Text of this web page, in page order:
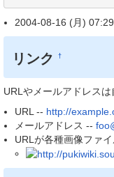
2004-08-16 (月)
リンク †
URLやメールアドレス
URL -- http://
メールアドレス --
URLが各種画像ファ